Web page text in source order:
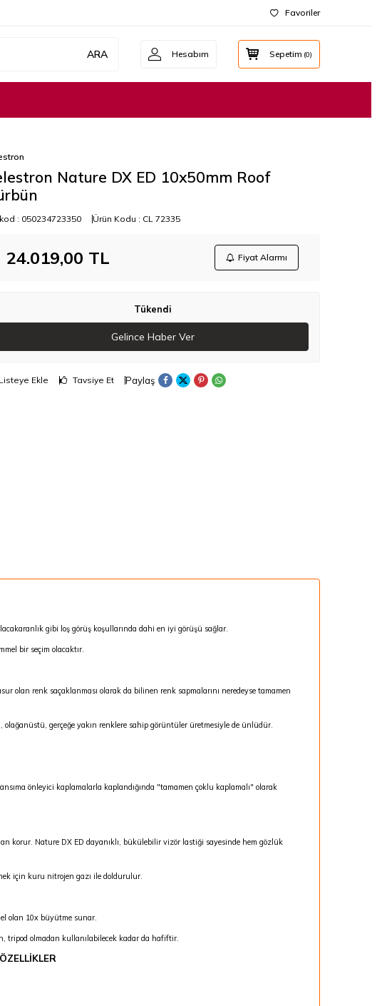
Favoriler
ARA Hesabım Sepetim (0)
Nature DX ED 10x50mm Roof
: 050234723350 Ürün Kodu : CL 72335
24.019,00 TL Fiyat Alarmı
Tükendi
Gelince Haber Ver
Listeye Ekle Tavsiye Et Paylaş
gibi loş görüş koşullarında dahi en iyi görüşü sağlar.
bir seçim olacaktır.
olan renk saçaklanması olarak da bilinen renk sapmalarını neredeyse tamamen
gerçeğe yakın renklere sahip görüntüler üretmesiyle de ünlüdür.
önleyici kaplamalarla kaplandığında "tamamen çoklu kaplamalı" olarak
korur. Nature DX ED dayanıklı, bükülebilir vizör lastiği sayesinde hem gözlük
için kuru nitrojen gazı ile doldurulur.
olan 10x büyütme sunar.
tripod olmadan kullanılabilecek kadar da hafiftir.